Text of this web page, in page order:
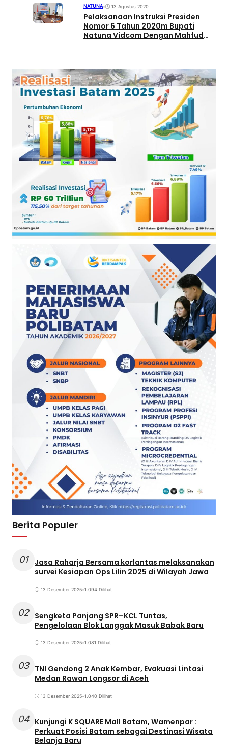
NATUNA• 13 Agustus 2020
Pelaksanaan Instruksi Presiden
Nomor 6 Tahun 2020m Bupati
Natuna Vidcom Dengan Mahfud
Berita Populer
01
Jasa Raharja Bersama korlantas melaksanakan
survei Kesiapan Ops Lilin 2025 di Wilayah Jawa
13 Desember 2025•1.094 Dilihat
02 Sengketa Panjang SPR–KCL Tuntas,
Pengelolaan Blok Langgak Masuk Babak Baru
13 Desember 2025•1.081 Dilihat
03 TNI Gendong 2 Anak Kembar, Evakuasi Lintasi
Medan Rawan Longsor di Aceh
13 Desember 2025•1.040 Dilihat
04 Kunjungi K SQUARE Mall Batam, Wamenpar :
Perkuat Posisi Batam sebagai Destinasi Wisata
Belanja Baru